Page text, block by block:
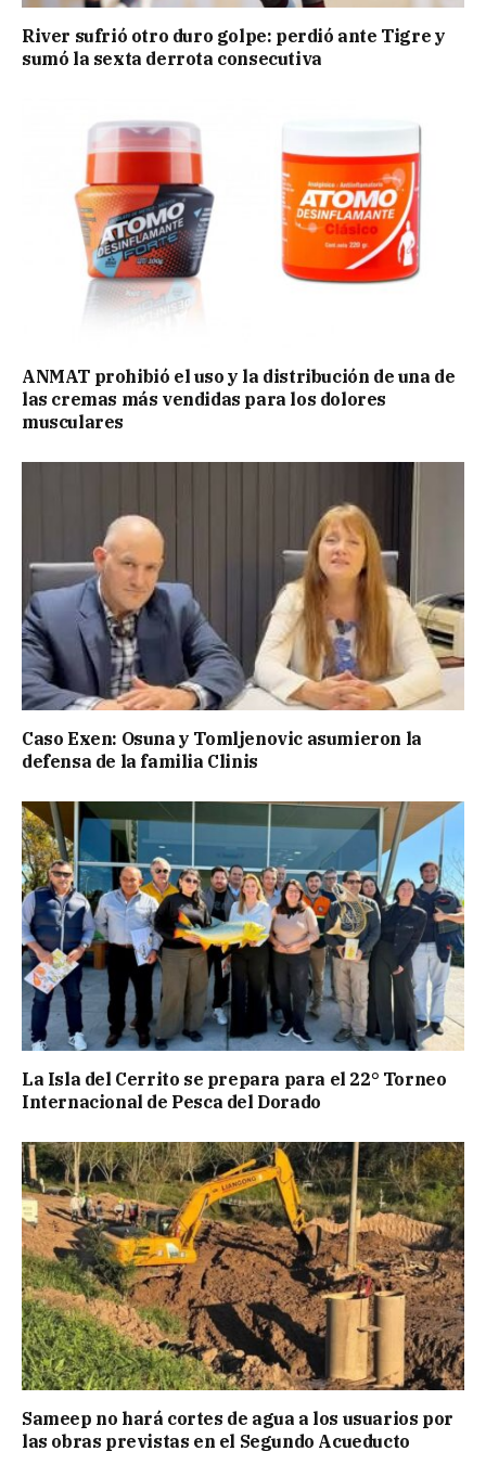
River sufrió otro duro golpe: perdió ante Tigre y
sumó la sexta derrota consecutiva
ANMAT prohibió el uso y la distribución de una de
las cremas más vendidas para los dolores
musculares
Caso Exen: Osuna y Tomljenovic asumieron la
defensa de la familia Clinis
La Isla del Cerrito se prepara para el 22° Torneo
Internacional de Pesca del Dorado
Sameep no hará cortes de agua a los usuarios por
las obras previstas en el Segundo Acueducto